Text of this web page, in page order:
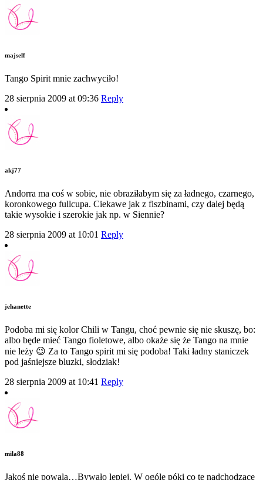
majself
Tango Spirit mnie zachwyciło!
28 sierpnia 2009 at 09:36 Reply
akj77
Andorra ma coś w sobie, nie obraziłabym się za ładnego, czarnego,
koronkowego fullcupa. Ciekawe jak z fiszbinami, czy dalej będą
takie wysokie i szerokie jak np. w Siennie?
28 sierpnia 2009 at 10:01 Reply
jehanette
Podoba mi się kolor Chili w Tangu, choć pewnie się nie skuszę, bo:
albo będe mieć Tango fioletowe, albo okaże się że Tango na mnie
nie leży 😉 Za to Tango spirit mi się podoba! Taki ładny staniczek
pod jaśniejsze bluzki, słodziak!
28 sierpnia 2009 at 10:41 Reply
mila88
Jakoś nie powala…Bywało lepiej. W ogóle póki co te nadchodzące